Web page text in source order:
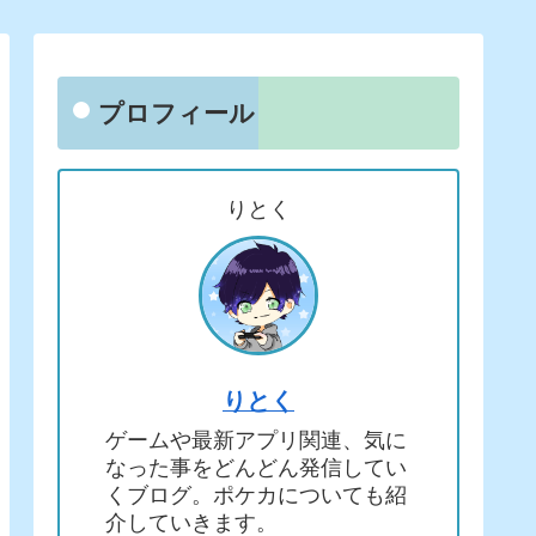
プロフィール
りとく
りとく
ゲームや最新アプリ関連、気に
なった事をどんどん発信してい
くブログ。ポケカについても紹
介していきます。